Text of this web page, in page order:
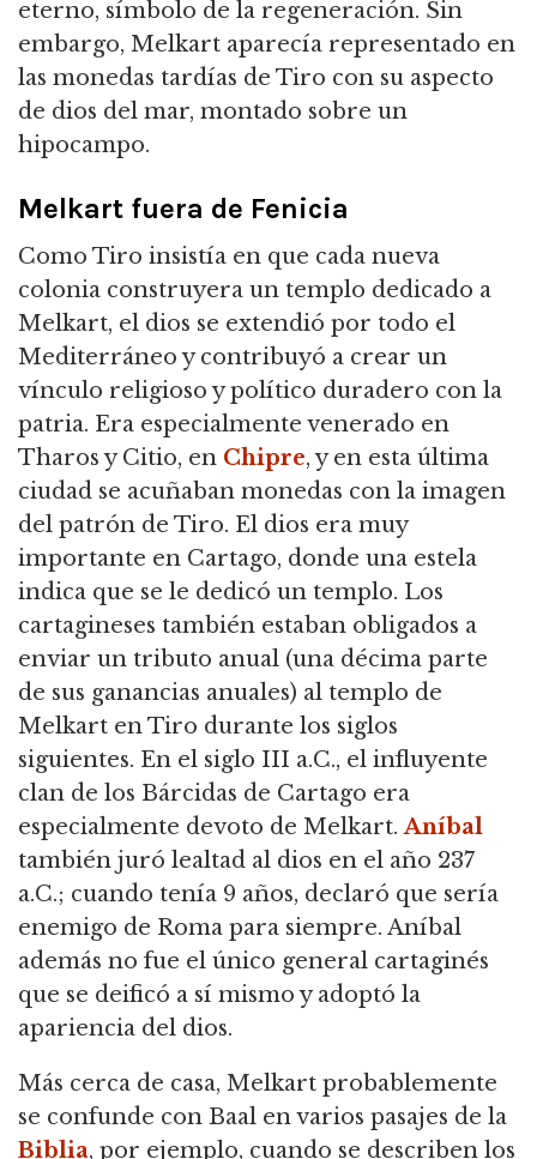
eterno, símbolo de la regeneración. Sin
embargo, Melkart aparecía representado en
las monedas tardías de Tiro con su aspecto
de dios del mar, montado sobre un
hipocampo.
Melkart fuera de Fenicia
Como Tiro insistía en que cada nueva
colonia construyera un templo dedicado a
Melkart, el dios se extendió por todo el
Mediterráneo y contribuyó a crear un
vínculo religioso y político duradero con la
patria. Era especialmente venerado en
Tharos y Citio, en Chipre, y en esta última
ciudad se acuñaban monedas con la imagen
del patrón de Tiro. El dios era muy
importante en Cartago, donde una estela
indica que se le dedicó un templo. Los
cartagineses también estaban obligados a
enviar un tributo anual (una décima parte
de sus ganancias anuales) al templo de
Melkart en Tiro durante los siglos
siguientes. En el siglo III a.C., el influyente
clan de los Bárcidas de Cartago era
especialmente devoto de Melkart.Aníbal
también juró lealtad al dios en el año 237
a.C.; cuando tenía 9 años, declaró que sería
enemigo de Roma para siempre. Aníbal
además no fue el único general cartaginés
que se deificó a sí mismo y adoptó la
apariencia del dios.
Más cerca de casa, Melkart probablemente
se confunde con Baal en varios pasajes de la
Biblia, por ejemplo, cuando se describen los